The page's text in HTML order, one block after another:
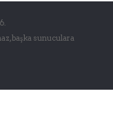
başka sunuculara